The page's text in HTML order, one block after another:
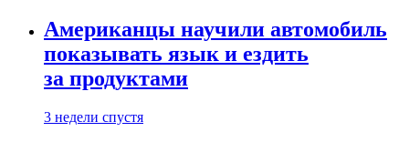
Американцы научили автомобиль
показывать язык и ездить
за продуктами
3 недели спустя